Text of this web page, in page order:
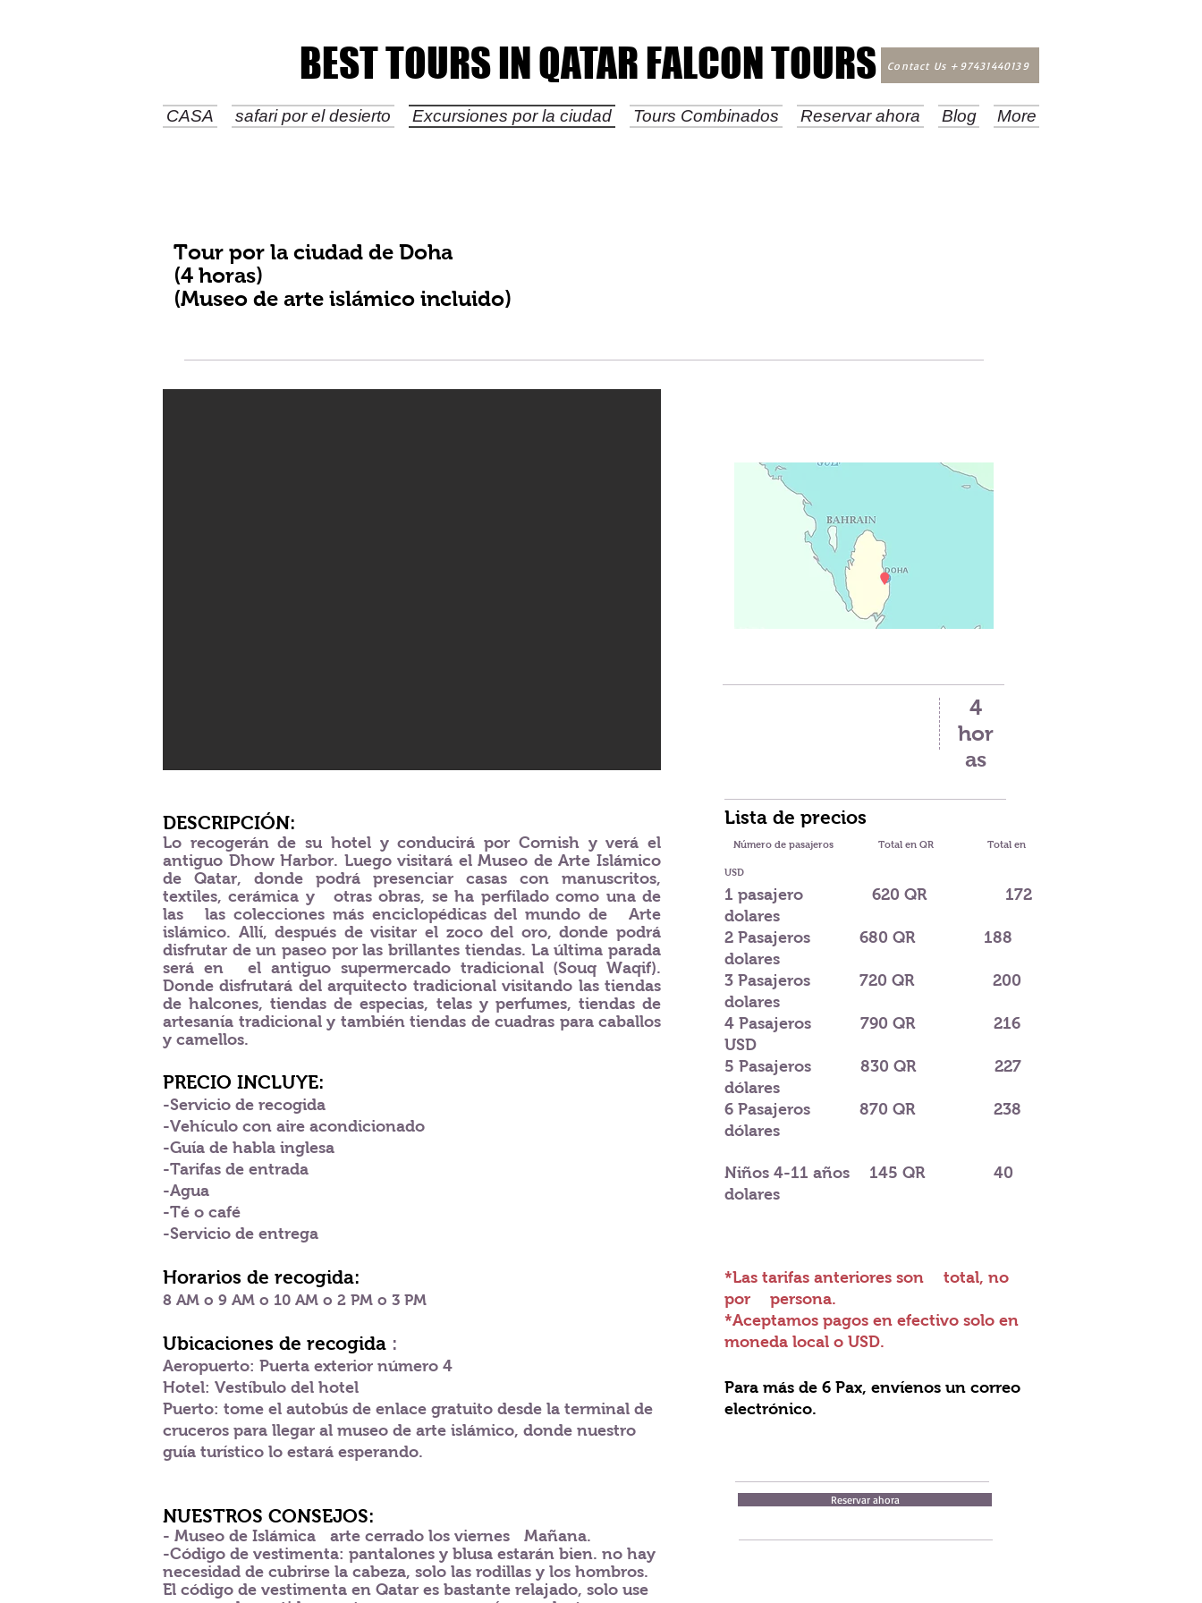
BEST TOURS IN QATAR FALCON TOURS
BEST TOURS IN QATAR FALCON TOURS Contact Us +97431440139
CASA safari por el desierto Excursiones por la ciudad Tours Combinados Reservar ahora Blog More
Tour por la ciudad de Doha
(4 horas)
(Museo de arte islámico incluido)
4
hor
as
DESCRIPCIÓN:
Lo recogerán de su hotel y conducirá por Cornish y verá el
antiguo Dhow Harbor. Luego visitará el Museo de Arte Islámico
de Qatar, donde podrá presenciar casas con manuscritos,
textiles, cerámica y
otras obras, se ha perfilado como una de
las
las colecciones más enciclopédicas del mundo de
Arte
islámico. Allí, después de visitar el zoco del oro, donde podrá
disfrutar de un paseo por las brillantes tiendas. La última parada
será en
el antiguo supermercado tradicional (Souq Waqif).
Donde disfrutará del arquitecto tradicional visitando las tiendas
de halcones, tiendas de especias, telas y perfumes, tiendas de
artesanía tradicional y también tiendas de cuadras para caballos
y camellos.
PRECIO INCLUYE:
-Servicio de recogida
-Vehículo con aire acondicionado
-Guía de habla inglesa
-Tarifas de entrada
-Agua
-Té o café
-Servicio de entrega
Horarios de recogida:
8 AM o 9 AM o 10 AM o 2 PM o 3 PM
Ubicaciones de recogida :
Aeropuerto: Puerta exterior número 4
Hotel: Vestíbulo del hotel
Puerto: tome el autobús de enlace gratuito desde la terminal de
cruceros para llegar al museo de arte islámico, donde nuestro
guía turístico lo estará esperando.
NUESTROS CONSEJOS:
- Museo de Islámica arte cerrado los viernes
Mañana.
-Código de vestimenta: pantalones y blusa estarán bien. no hay
necesidad de cubrirse la cabeza, solo las rodillas y los hombros.
El código de vestimenta en Qatar es bastante relajado, solo use
Lista de precios
Número de pasajeros Total en QR Total en
USD
1 pasajero 620 QR
172
dolares
2 Pasajeros
680 QR
188
dolares
3 Pasajeros
720 QR
200
dolares
4 Pasajeros
790 QR
216
USD
5 Pasajeros
830 QR
227
dólares
6 Pasajeros
870 QR
238
dólares
Niños 4-11 años 145 QR
40
dolares
*Las tarifas anteriores son
total, no
por
persona.
*Aceptamos pagos en efectivo solo en
moneda local o USD.
Para más de 6 Pax, envíenos un correo
electrónico.
Reservar ahora